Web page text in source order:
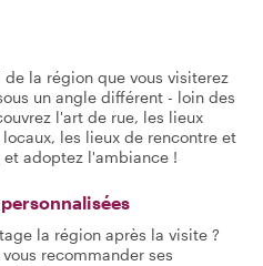
de la région que vous visiterez
un angle différent - loin des
l'art de rue, les lieux
les lieux de rencontre et
adoptez l'ambiance !
la région après la visite ?
recommander ses